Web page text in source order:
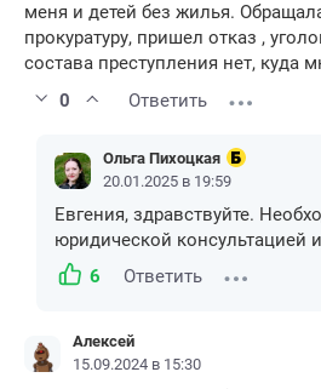
меня и детей без жилья.
прокуратуру, пришел отказ ,
состава преступления нет, куда
0
Ответить
Ольга Пихоцкая
20.01.2025 в 19:59
Евгения, здравствуйте.
юридической консультацией
6
Ответить
Алексей
15.09.2024 в 15:30